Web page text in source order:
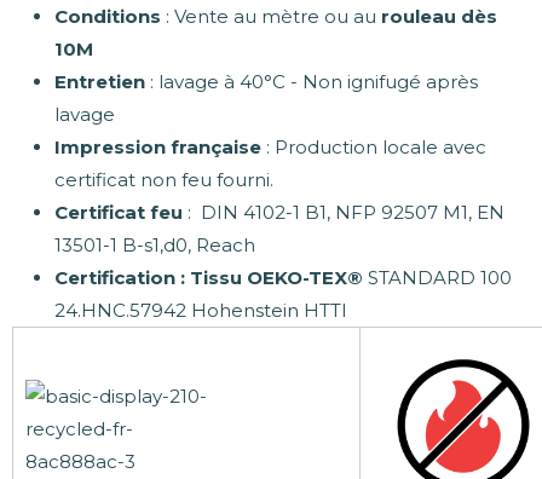
Conditions : Vente au mètre ou au rouleau dès
10M
Entretien : lavage à 40°C - Non ignifugé après
lavage
Impression française : Production locale avec
certificat non feu fourni.
Certificat feu : DIN 4102-1 B1, NFP 92507 M1, EN
13501-1 B-s1,d0, Reach
Certification : Tissu OEKO-TEX® STANDARD 100
24.HNC.57942 Hohenstein HTTI